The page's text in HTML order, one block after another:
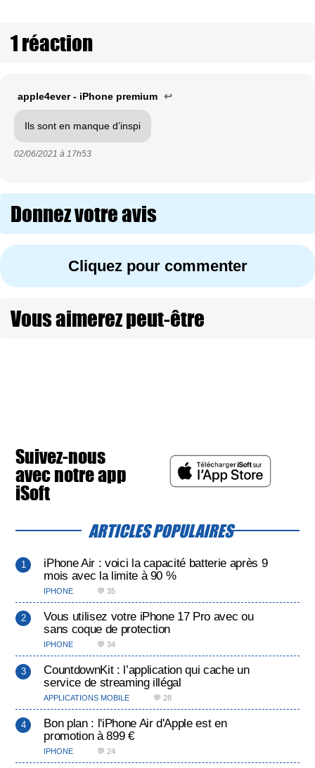
1 réaction
apple4ever - iPhone premium ↩
Ils sont en manque d’inspi
02/06/2021 à 17h53
Donnez votre avis
Cliquez pour commenter
Vous aimerez peut-être
Suivez-nous
avec notre app
iSoft
ARTICLES POPULAIRES
iPhone Air : voici la capacité batterie après 9
mois avec la limite à 90 %
IPHONE 💬 35
Vous utilisez votre iPhone 17 Pro avec ou
sans coque de protection
IPHONE 💬 34
CountdownKit : l’application qui cache un
service de streaming illégal
APPLICATIONS MOBILE 💬 28
Bon plan : l'iPhone Air d'Apple est en
promotion à 899 €
IPHONE 💬 24